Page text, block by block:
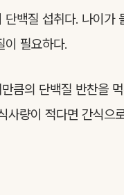
단백질 섭취다. 나이가
이 필요하다.
큼의 단백질 반찬을
사량이 적다면 간식으